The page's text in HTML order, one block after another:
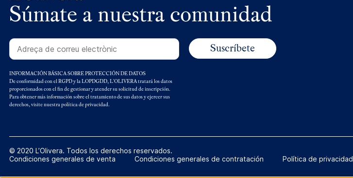
Súmate a nuestra comunidad
INFORMACIÓN BÁSICA SOBRE PROTECCIÓN DE DATOS
De conformidad con el RGPD y la LOPDGDD, L'OLIVERA tratará los datos
proporcionados con el fin de gestionar y atender su solicitud de inscripción.
Para obtener más información sobre el tratamiento de sus datos y ejercer sus
derechos, visite nuestra política de privacidad.
© 2020 L’Olivera. Todos los derechos reservados.
Condiciones generales de venta
Condiciones generales de contratación Política de privacidad